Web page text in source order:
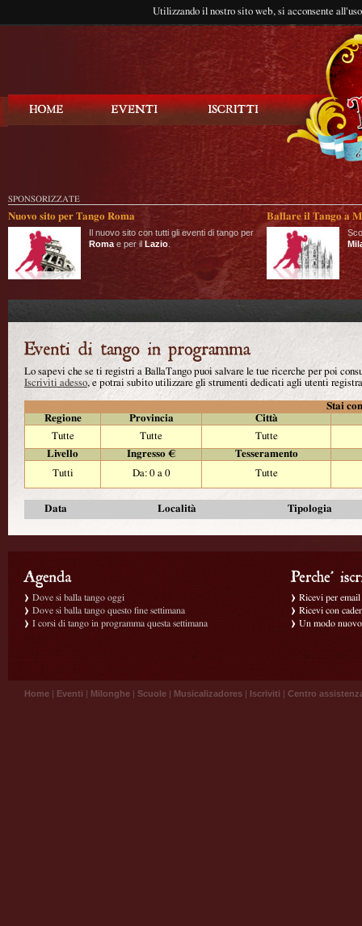
Utilizzando il nostro sito web, si acconsente
SPONSORIZZATE
Nuovo sito per Tango Roma
Il nuovo sito con tutti gli eventi di tango per
Roma e per il Lazio
Ballare il Tango a
Lo sapevi che se ti registri a BallaTango puoi salvare le tue ricerche per poi
Iscriviti adesso, e potrai subito utilizzare gli strumenti dedicati agli utenti
Stai
Regione
Provincia
Città
Tutte
Tutte
Tutte
Livello
Ingresso €
Tesseramento
Tutti
Da: 0 a 0 Tutte
Data Località Tipologia
Dove si balla tango oggi
Dove si balla tango questo fine settimana
I corsi di tango in programma questa settimana
Ricevi per
Ricevi con
Un modo
Home | Eventi | Milonghe | Scuole | Musicalizadores | Iscriviti | Centro